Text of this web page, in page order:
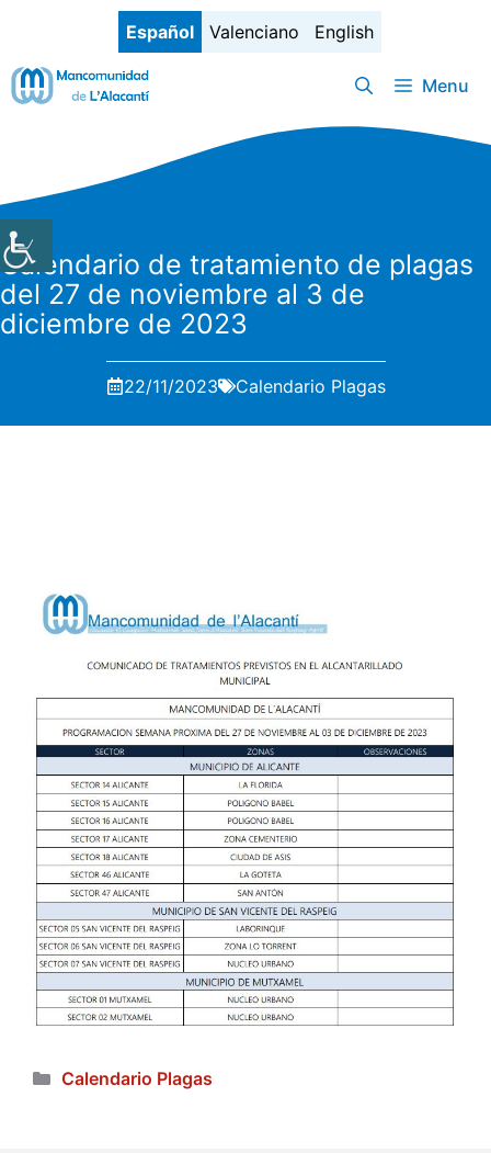
contenido
Español Valenciano English
Menu
Calendario de tratamiento de plagas
del 27 de noviembre al 3 de
diciembre de 2023
22/11/2023 Calendario Plagas
Categorías
Calendario Plagas